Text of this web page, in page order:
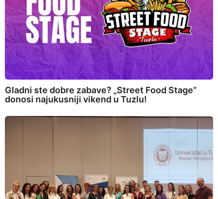
Gladni ste dobre zabave? „Street Food Stage”
donosi najukusniji vikend u Tuzlu!